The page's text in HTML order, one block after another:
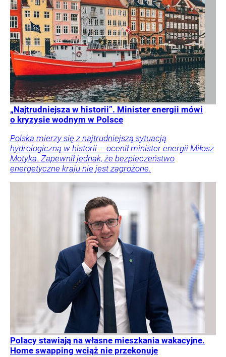
„Najtrudniejsza w historii”. Minister energii mówi
o kryzysie wodnym w Polsce
Polska mierzy się z najtrudniejszą sytuacją
hydrologiczną w historii – ocenił minister energii Miłosz
Motyka. Zapewnił jednak, że bezpieczeństwo
energetyczne kraju nie jest zagrożone.
Polacy stawiają na własne mieszkania wakacyjne.
Home swapping wciąż nie przekonuje